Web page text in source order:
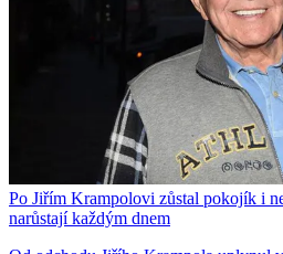
Po Jiřím Krampolovi zůstal pokojík i
narůstají každým dnem